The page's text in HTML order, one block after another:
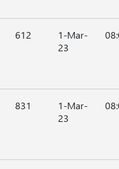
612
1-Mar-
23
831
1-Mar-
23